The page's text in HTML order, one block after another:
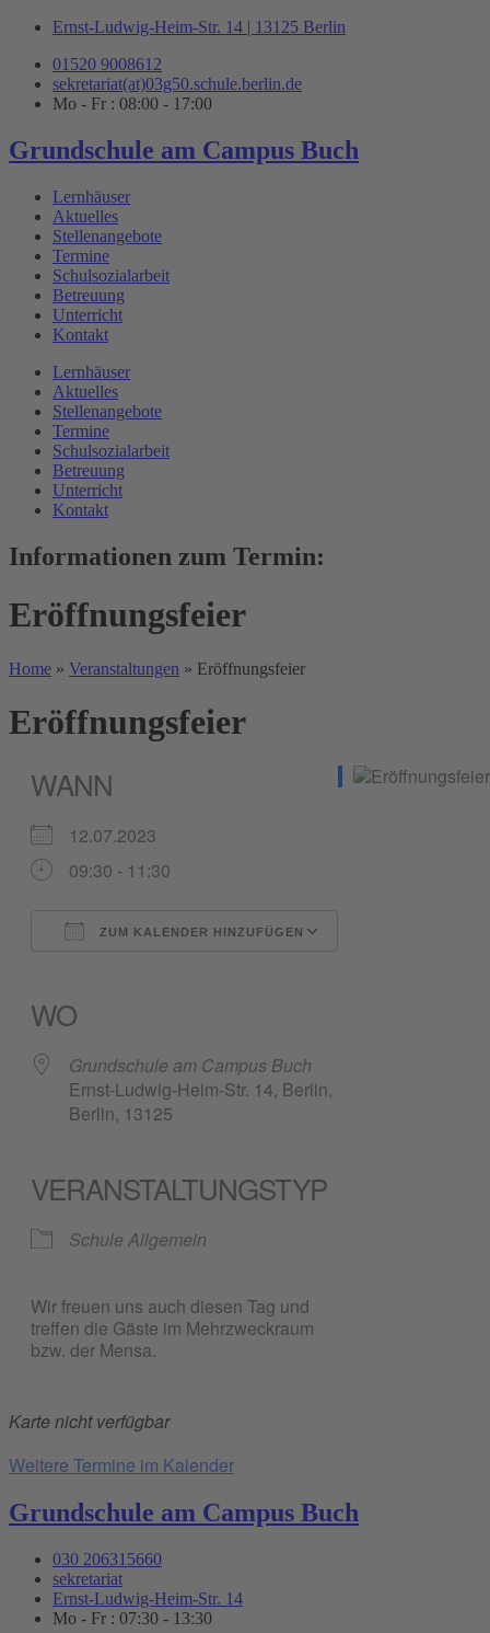
Zum
springen
Ernst-Ludwig-Heim-Str. 14 | 13125 Berlin
01520 9008612
sekretariat(at)03g50.schule.berlin.de
Mo - Fr : 08:00 - 17:00
Grundschule am Campus Buch
Lernhäuser
Aktuelles
Stellenangebote
Termine
Schulsozialarbeit
Betreuung
Unterricht
Kontakt
Lernhäuser
Aktuelles
Stellenangebote
Termine
Schulsozialarbeit
Betreuung
Unterricht
Kontakt
Informationen zum Termin:
Eröffnungsfeier
Home » Veranstaltungen » Eröffnungsfeier
Eröffnungsfeier
WANN
12.07.2023
09:30 - 11:30
ZUM KALENDER HINZUFÜGEN
WO
Grundschule am Campus Buch
Ernst-Ludwig-Heim-Str. 14, Berlin,
Berlin, 13125
VERANSTALTUNGSTYP
Schule Allgemein
Wir freuen uns auch diesen Tag und
treffen die Gäste im Mehrzweckraum
bzw. der Mensa.
Karte nicht verfügbar
Weitere Termine im Kalender
Grundschule am Campus Buch
030 206315660
sekretariat
Ernst-Ludwig-Heim-Str. 14
Mo - Fr : 07:30 - 13:30